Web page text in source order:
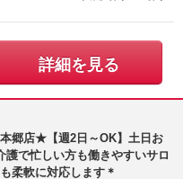
詳細を見る
郷店★【週2日～OK】土日お
で忙しい方も働きやすいサロ
柔軟に対応します＊